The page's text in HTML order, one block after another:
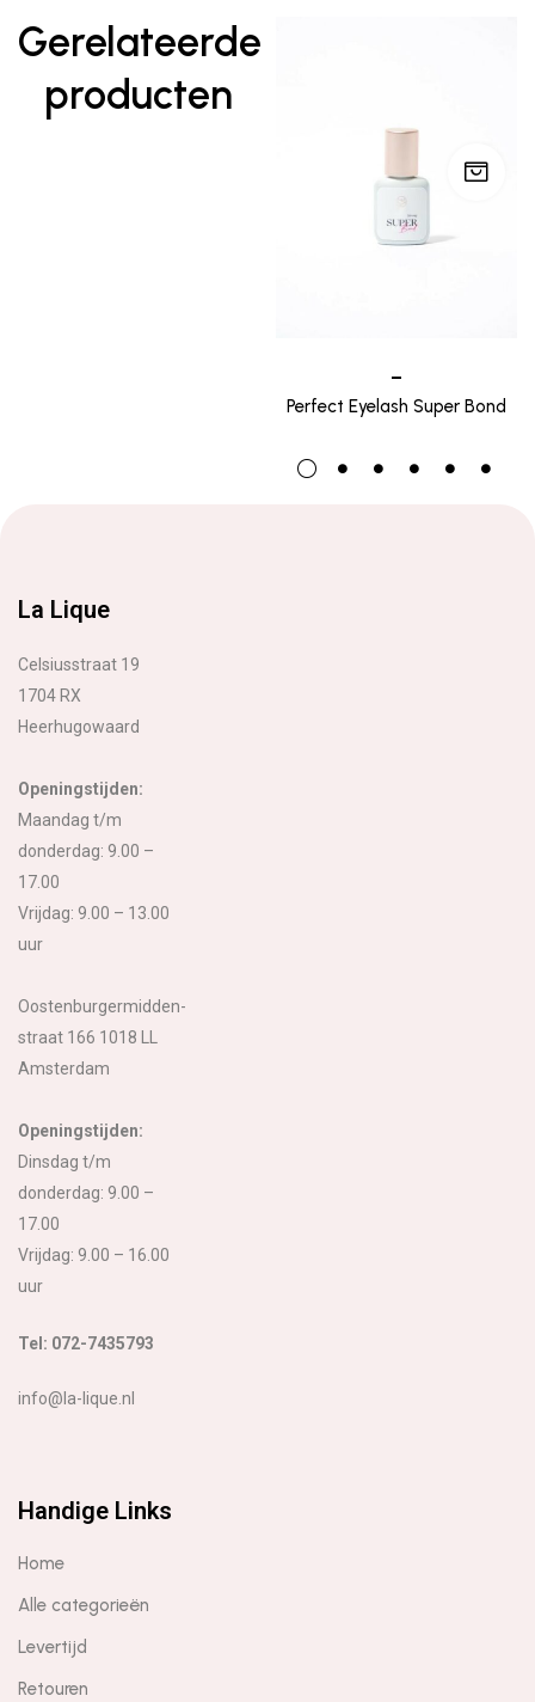
Gerelateerde
producten
–
Perfect Eyelash Super Bond
La Lique
Celsiusstraat 19
1704 RX
Heerhugowaard
Openingstijden:
Maandag t/m
donderdag: 9.00 –
17.00
Vrijdag: 9.00 – 13.00
uur
Oostenburgermidden-
straat 166 1018 LL
Amsterdam
Openingstijden:
Dinsdag t/m
donderdag: 9.00 –
17.00
Vrijdag: 9.00 – 16.00
uur
Tel: 072-7435793
info@la-lique.nl
Handige Links
Home
Alle categorieën
Levertijd
Retouren